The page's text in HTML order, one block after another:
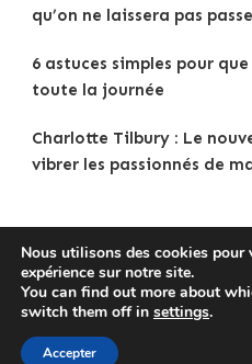
qu’on ne laissera pas
6 astuces simples pour
toute la journée
Charlotte Tilbury : Le
vibrer les passionnés de
Copyright © 2025Tenue
Politique de confidentialité
Blossom Themes
Nous utilisons des cookies
expérience sur notre site.
You can find out more about
switch them off in settings.
Accepter